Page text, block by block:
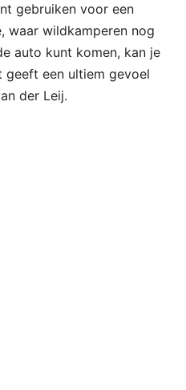
gebruiken voor een
waar wildkamperen nog
auto kunt komen, kan je
geeft een ultiem gevoel
der Leij.